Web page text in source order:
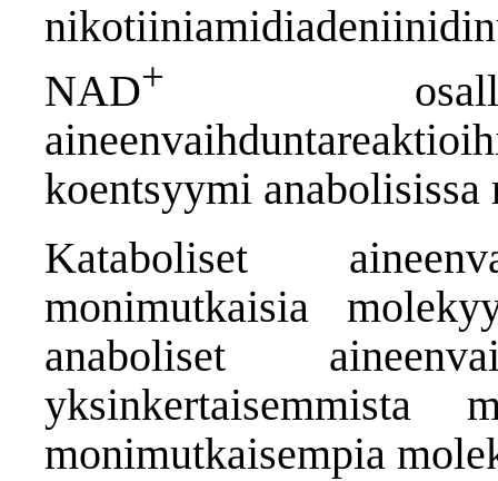
NAD+
koentsyymi anabolisissa
Kataboliset
monimutkaisia
anaboliset
yksinkertaisemmista
monimutkaisempia